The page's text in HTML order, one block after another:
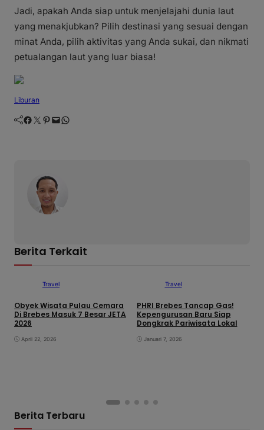
Jadi, apakah Anda siap untuk menjelajahi dunia laut
yang menakjubkan? Pilih destinasi yang sesuai dengan
minat Anda, pilih aktivitas yang Anda sukai, dan nikmati
petualangan laut yang luar biasa!
Liburan
Facebook Twitter Pinterest Mail WhatsApp
Berita Terkait
Travel
Obyek Wisata Pulau Cemara
Di Brebes Masuk 7 Besar JETA
2026
April 22, 2026
Travel
PHRI Brebes Tancap Gas!
Kepengurusan Baru Siap
Dongkrak Pariwisata Lokal
Januari 7, 2026
Berita Terbaru